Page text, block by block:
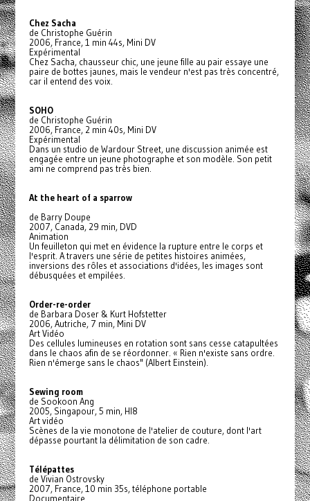
Chez Sacha
de Christophe Guérin
2006, France, 1 min 44s, Mini DV
Expérimental
Chez Sacha, chausseur chic, une jeune fille au pair essaye une
paire de bottes jaunes, mais le vendeur n'est pas très concentré,
car il entend des voix.
SOHO
de Christophe Guérin
2006, France, 2 min 40s, Mini DV
Expérimental
Dans un studio de Wardour Street, une discussion animée est
engagée entre un jeune photographe et son modèle. Son petit
ami ne comprend pas très bien.
At the heart of a sparrow
de Barry Doupe
2007, Canada, 29 min, DVD
Animation
Un feuilleton qui met en évidence la rupture entre le corps et
l'esprit. A travers une série de petites histoires animées,
inversions des rôles et associations d'idées, les images sont
débusquées et empilées.
Order-re-order
de Barbara Doser & Kurt Hofstetter
2006, Autriche, 7 min, Mini DV
Art Vidéo
Des cellules lumineuses en rotation sont sans cesse catapultées
dans le chaos afin de se réordonner. « Rien n'existe sans ordre.
Rien n'émerge sans le chaos" (Albert Einstein).
Sewing room
de Sookoon Ang
2005, Singapour, 5 min, HI8
Art vidéo
Scènes de la vie monotone de l'atelier de couture, dont l'art
dépasse pourtant la délimitation de son cadre.
Télépattes
de Vivian Ostrovsky
2007, France, 10 min 35s, téléphone portable
Documentaire